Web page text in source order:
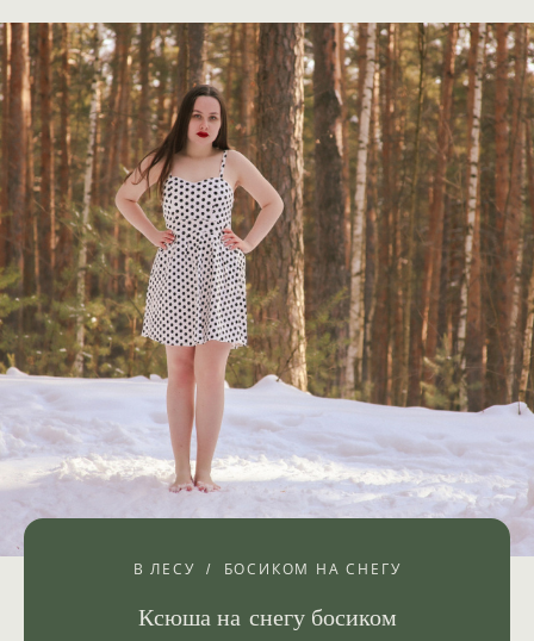
В ЛЕСУ БОСИКОМ НА СНЕГУ
Ксюша на снегу босиком